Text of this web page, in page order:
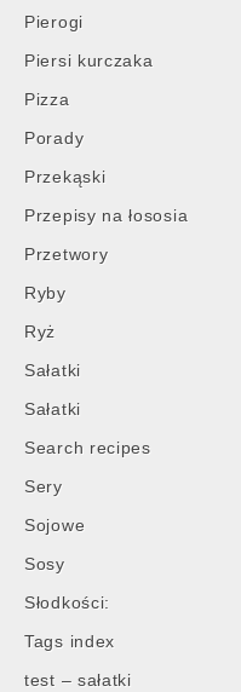
Pierogi
Piersi kurczaka
Pizza
Porady
Przekąski
Przepisy na łososia
Przetwory
Ryby
Ryż
Sałatki
Sałatki
Search recipes
Sery
Sojowe
Sosy
Słodkości:
Tags index
test – sałatki